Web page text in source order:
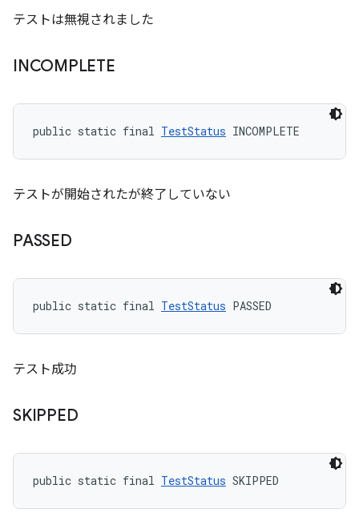
テストは無視されました
INCOMPLETE
public static final TestStatus INCOMPLETE
テストが開始されたが終了していない
PASSED
public static final TestStatus PASSED
テスト成功
SKIPPED
public static final TestStatus SKIPPED